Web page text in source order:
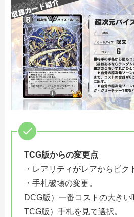
TCG版からの変更点
・レアリティがレアからビク
・手札破壊の変更。
DCG版）一番コストの大きい
TCG版）手札を見て選択。